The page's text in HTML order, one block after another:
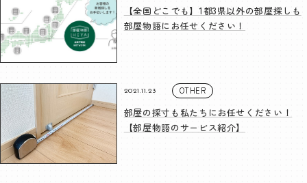
【全国どこでも】1都3県以外の部屋探しも
部屋物語にお任せください！
2021.11.23 OTHER
部屋の採寸も私たちにお任せください！
【部屋物語のサービス紹介】